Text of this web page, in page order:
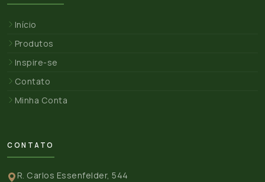
Início
Produtos
Inspire-se
Contato
Minha Conta
CONTATO
R. Carlos Essenfelder, 544